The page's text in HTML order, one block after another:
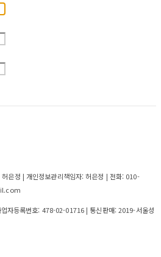
은정 | 개인정보관리책임자: 허은정 | 전화: 010-
자등록번호: 478-02-01716| 통신판매:2019-서울성